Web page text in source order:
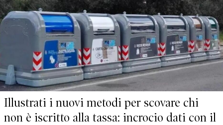
Illustrati i nuovi metodi per scovare chi
non è iscritto alla tassa: incrocio dati con il